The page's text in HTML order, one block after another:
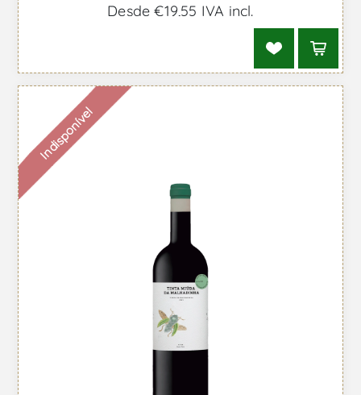
Desde €19,55 IVA incl.
Indisponível